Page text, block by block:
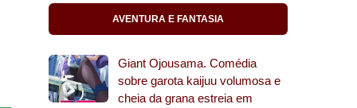
AVENTURA E FANTASIA
Giant Ojousama. Comédia
sobre garota kaijuu volumosa e
cheia da grana estreia em